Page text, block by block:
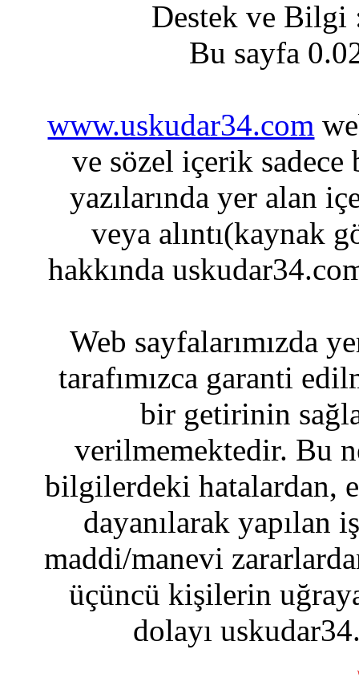
Destek ve
Bu sayfa
www.uskudar34.com
ve sözel içerik sadece
yazılarında yer alan
veya alıntı(kaynak
hakkında
Web sayfalarımızda
tarafımızca garanti
bir getirinin
verilmemektedir. Bu
bilgilerdeki hatalardan,
dayanılarak yapılan
maddi/manevi
üçüncü kişilerin
dolayı